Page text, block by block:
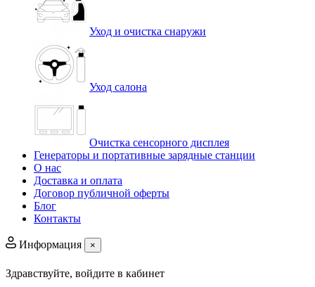
Уход и очистка снаружи
Уход салона
Очистка сенсорного дисплея
Генераторы и портативные зарядные станции
О нас
Доставка и оплата
Договор публичной оферты
Блог
Контакты
Информация ×
Здравствуйте, войдите в кабинет